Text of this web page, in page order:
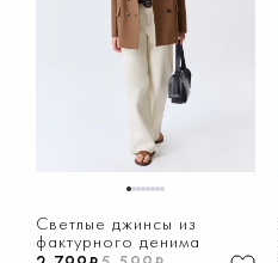
12345678
Светлые джинсы из
фактурного денима